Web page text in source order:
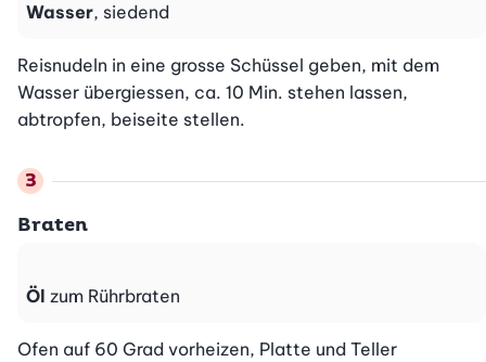
Wasser, siedend
Reisnudeln in eine grosse Schüssel geben, mit dem
Wasser übergiessen, ca. 10 Min. stehen lassen,
abtropfen, beiseite stellen.
Braten
Öl zum Rührbraten
Ofen auf 60 Grad vorheizen, Platte und Teller